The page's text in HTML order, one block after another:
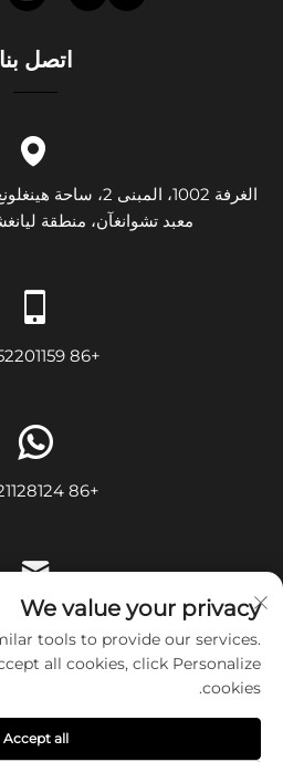
اتصل بنا
معبد تشوانغآن، منطقة
+86 15052201159
+86 13921128124
[email protected]
حقوق النشر محفوظة © شركة ووشي
الحقوق محفوظة
We value your privacy
tools to provide our services.
all cookies, click Personalize
cookies.
Accept all